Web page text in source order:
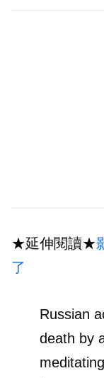
★延伸閱讀★
了
Russian
death by